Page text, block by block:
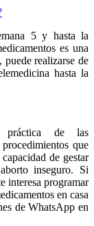
5 y hasta la
es una
realizarse de
hasta la
práctica de las
que
de gestar
inseguro. Si
interesa programar
en casa
de WhatsApp en